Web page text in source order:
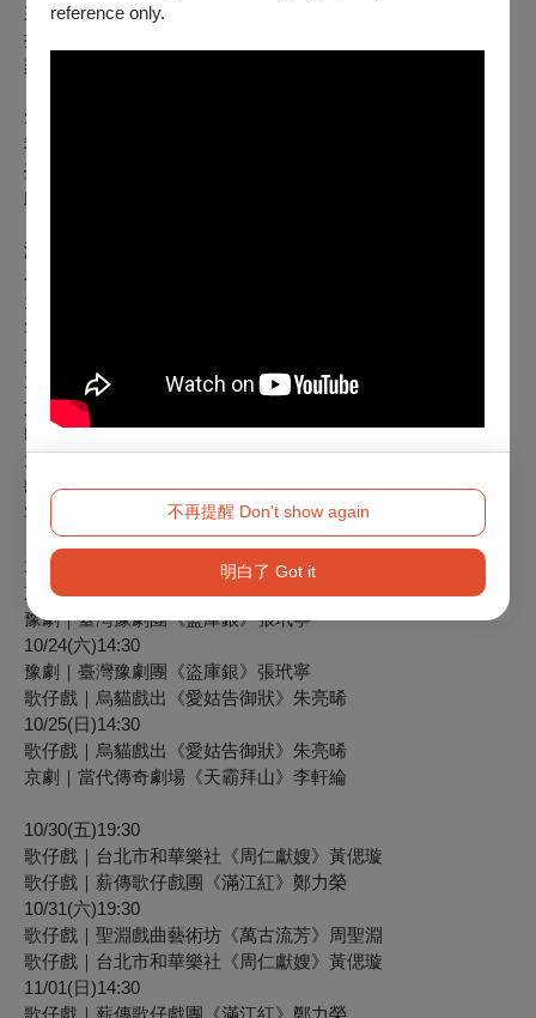
reference only.
不再提醒 Don't show again
明白了 Got it
來自藝師的親身傳承；每一次反覆練習，背後都是汗水與堅
持。與夥伴對戲時的默契，在燈光亮起、與觀眾相遇的那一
刻，讓努力變得真實可見。
STAND BY ME，是每段自己堅持前行的過程，也是每回與自
我對話的時刻，更是一路同行的身影。當青年演員站上舞臺，
臺前的目光與幕後的身影在此刻交會，那些累積與陪伴，成為
此刻最溫暖的存在——相伴，正當時。
演出場次
小表演廳
10/16(五)19:30
客家戲｜國立臺灣戲曲學院青年劇團《昭君．怨》彭羽如
京劇｜國光劇團《竹林記 火燒余洪》希達爾•伊安
10/17(六)14:30
京劇｜國光劇團《竹林記 火燒余洪》希達爾•伊安
歌仔戲｜唐美雲歌仔戲團《大漠胭脂》吳宜蓁
10/18(日)14:30
歌仔戲｜唐美雲歌仔戲團《大漠胭脂》吳宜蓁
客家戲｜國立臺灣戲曲學院青年劇團《昭君．怨》彭羽如
10/23(五)19:30
京劇｜當代傳奇劇場《天霸拜山》李軒綸
豫劇｜臺灣豫劇團《盜庫銀》張玳寧
10/24(六)14:30
豫劇｜臺灣豫劇團《盜庫銀》張玳寧
歌仔戲｜烏貓戲出《愛姑告御狀》朱亮晞
10/25(日)14:30
歌仔戲｜烏貓戲出《愛姑告御狀》朱亮晞
京劇｜當代傳奇劇場《天霸拜山》李軒綸
10/30(五)19:30
歌仔戲｜台北市和華樂社《周仁獻嫂》黃偲璇
歌仔戲｜薪傳歌仔戲團《滿江紅》鄭力榮
10/31(六)19:30
歌仔戲｜聖淵戲曲藝術坊《萬古流芳》周聖淵
歌仔戲｜台北市和華樂社《周仁獻嫂》黃偲璇
11/01(日)14:30
歌仔戲｜薪傳歌仔戲團《滿江紅》鄭力榮